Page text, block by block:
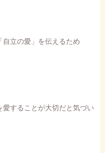
立の愛」を伝えるため
することが大切だと気づい